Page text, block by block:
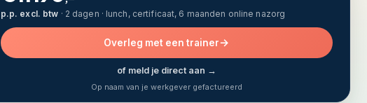
p.p. excl. btw · 2 dagen · lunch, certificaat, 6 maanden online nazorg
Overleg met een trainer
of meld je direct aan →
Op naam van je werkgever gefactureerd